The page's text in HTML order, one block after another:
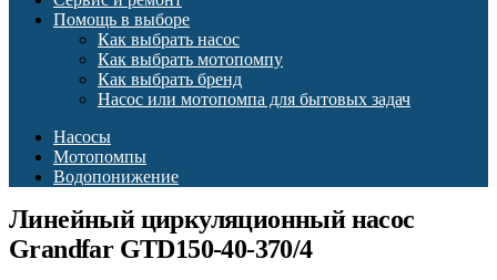
Помощь в выборе
Как выбрать насос
Как выбрать мотопомпу
Как выбрать бренд
Насос или мотопомпа для бытовых задач
Насосы
Мотопомпы
Водопонижение
Линейный циркуляционный насос
Grandfar GTD150-40-370/4